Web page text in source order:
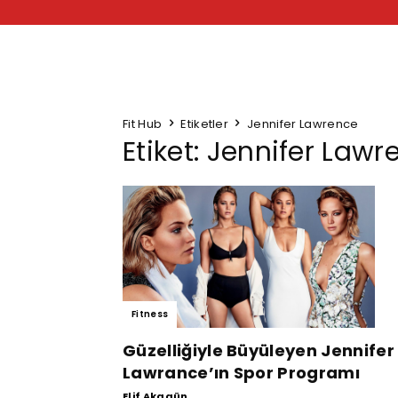
Fit Hub Etiketler Jennifer Lawrence
Etiket: Jennifer
Fitness
Güzelliğiyle Büyüleyen Jennifer
Lawrance’ın Spor Programı